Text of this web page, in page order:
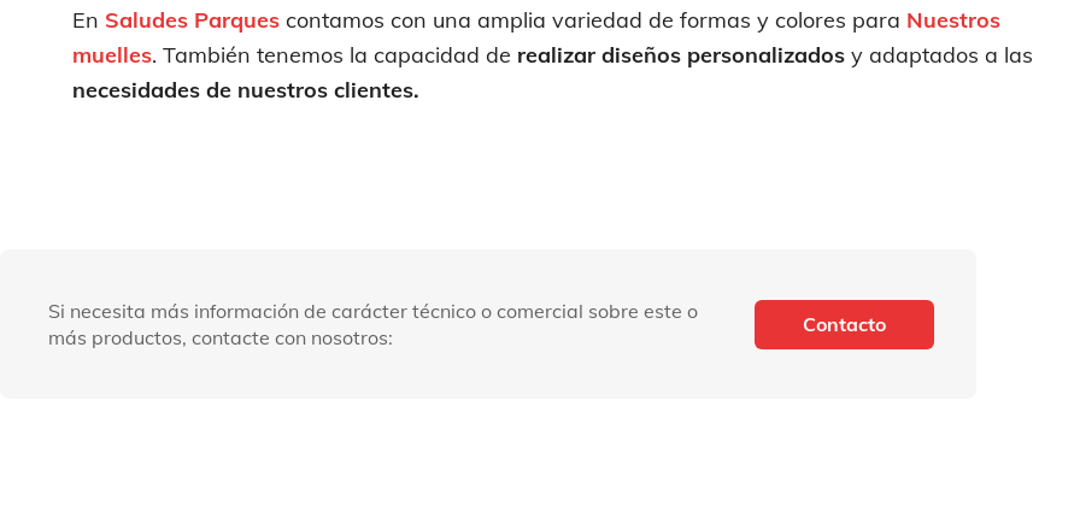
En Saludes Parques contamos con una amplia variedad de formas y colores para Nuestros
muelles. También tenemos la capacidad de realizar diseños personalizados y adaptados a las
necesidades de nuestros clientes.
Si necesita más información de carácter técnico o comercial sobre este o
más productos, contacte con nosotros:
Contacto